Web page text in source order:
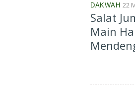
DAKWAH 22
Salat
Main